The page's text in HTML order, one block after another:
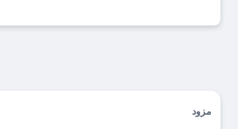
مزود